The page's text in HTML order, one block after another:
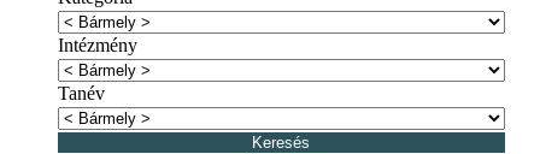
Intézmény
Tanév